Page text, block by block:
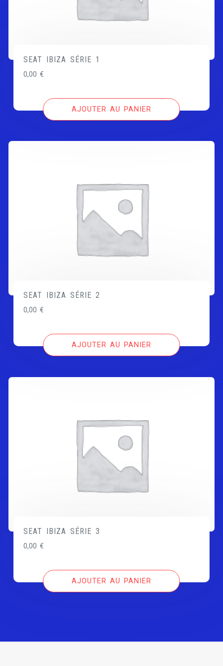
SEAT IBIZA SÉRIE 1
0,00€
AJOUTER AU PANIER
SEAT IBIZA SÉRIE 2
0,00€
AJOUTER AU PANIER
SEAT IBIZA SÉRIE 3
0,00€
AJOUTER AU PANIER